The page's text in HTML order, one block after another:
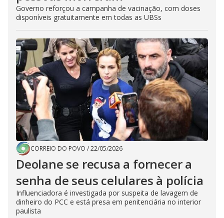
Governo reforçou a campanha de vacinação, com doses
disponíveis gratuitamente em todas as UBSs
CORREIO DO POVO /22/05/2026
Deolane se recusa a fornecer a
senha de seus celulares à polícia
Influenciadora é investigada por suspeita de lavagem de
dinheiro do PCC e está presa em penitenciária no interior
paulista